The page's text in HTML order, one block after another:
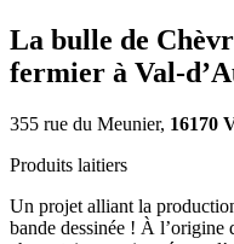
La bulle de
fermier à Val-
355 rue du Meunier, 16170
Produits laitiers
Un projet alliant la
bande dessinée ! À